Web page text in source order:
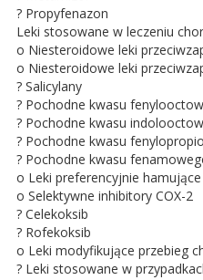
? Propyfenazon
Leki stosowane w leczeniu
o Niesteroidowe leki
o Niesteroidowe leki
? Salicylany
? Pochodne kwasu
? Pochodne kwasu
? Pochodne kwasu
? Pochodne kwasu
o Leki preferencyjnie
o Selektywne inhibitory COX-2
? Celekoksib
? Rofekoksib
o Leki modyfikujące przebieg
? Leki stosowane w